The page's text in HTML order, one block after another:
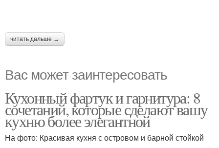
читать дальше →
Вас может заинтересовать
Кухонный фартук и гарнитура: 8
сочетаний, которые сделают вашу
кухню более элегантной
На фото: Красивая кухня с островом и барной стойкой